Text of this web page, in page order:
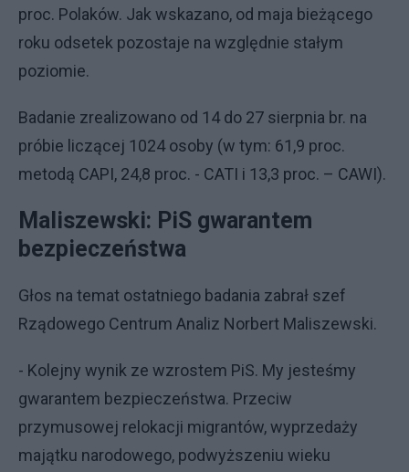
proc. Polaków. Jak wskazano, od maja bieżącego
roku odsetek pozostaje na względnie stałym
poziomie.
Badanie zrealizowano od 14 do 27 sierpnia br. na
próbie liczącej 1024 osoby (w tym: 61,9 proc.
metodą CAPI, 24,8 proc. - CATI i 13,3 proc. – CAWI).
Maliszewski: PiS gwarantem
bezpieczeństwa
Głos na temat ostatniego badania zabrał szef
Rządowego Centrum Analiz Norbert Maliszewski.
- Kolejny wynik ze wzrostem PiS. My jesteśmy
gwarantem bezpieczeństwa. Przeciw
przymusowej relokacji migrantów, wyprzedaży
majątku narodowego, podwyższeniu wieku